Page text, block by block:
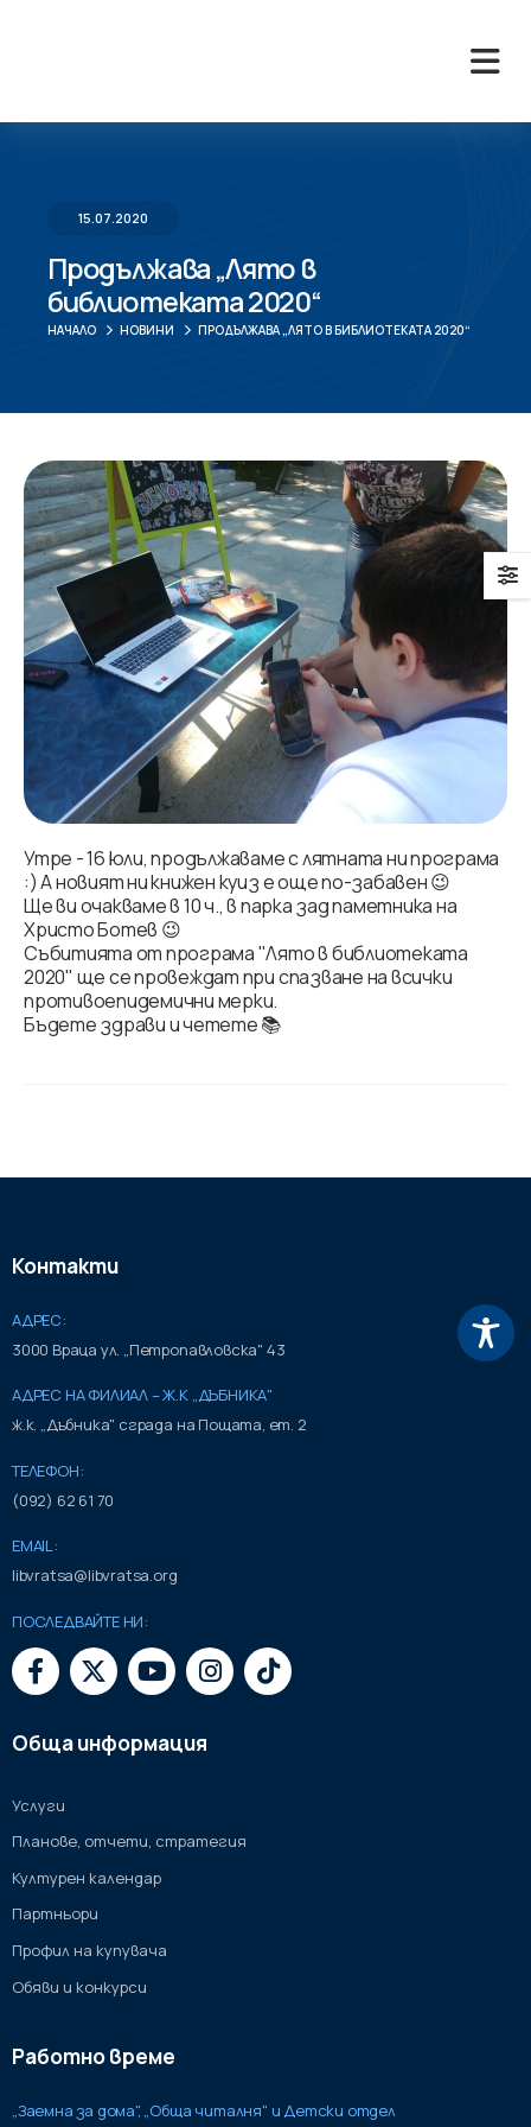
15.07.2020
Продължава „Лято в
библиотеката 2020“
НАЧАЛО НОВИНИ ПРОДЪЛЖАВА „ЛЯТО В БИБЛИОТЕКАТА 2020“
Утре - 16 юли, продължаваме с лятната ни програма
:) А новият ни книжен куиз е още по-забавен 😉
Ще ви очакваме в 10 ч., в парка зад паметника на
Христо Ботев 😉
Събитията от програма "Лято в библиотеката
2020" ще се провеждат при спазване на всички
противоепидемични мерки.
Бъдете здрави и четете 📚
Контакти
АДРЕС:
3000 Враца ул. „Петропавловска" 43
АДРЕС НА ФИЛИАЛ – Ж.К „ДЪБНИКА"
ж.к. „Дъбника" сграда на Пощата, ет. 2
ТЕЛЕФОН:
(092) 62 61 70
EMAIL:
libvratsa@libvratsa.org
ПОСЛЕДВАЙТЕ НИ:
Обща информация
Услуги
Планове, отчети, стратегия
Културен календар
Партньори
Профил на купувача
Обяви и конкурси
Работно време
„Заемна за дома", „Обща читалня" и Детски отдел